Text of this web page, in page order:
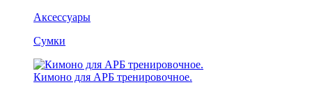
Аксессуары
Сумки
Кимоно для АРБ тренировочное.